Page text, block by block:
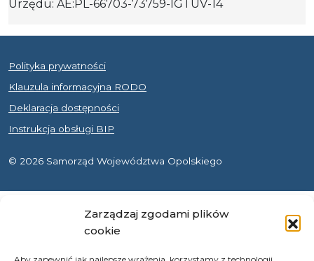
Zarządzaj zgodami plików
cookie
Urzędu: AE:PL-66703-73759-IGTUV-14
Polityka prywatności
Klauzula informacyjna RODO
Deklaracja dostępności
Instrukcja obsługi BIP
© 2026 Samorząd Województwa Opolskiego